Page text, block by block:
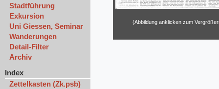
Stadtführung
Exkursion
Uni Giessen, Seminar
Wanderungen
Detail-Filter
Archiv
Index
Zettelkasten (Zk.psb)
(Abbildung anklicken zum